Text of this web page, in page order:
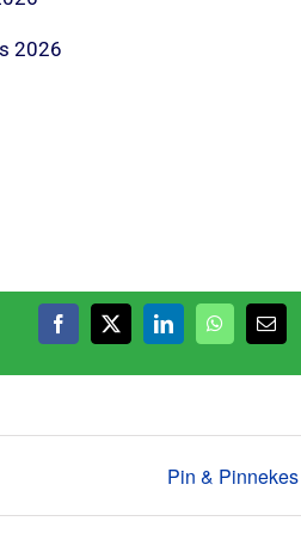
2026
Facebook
X LinkedInWhatsApp
E-
mail
Pin & Pinnekes